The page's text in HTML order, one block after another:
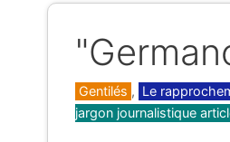
Catégories
Gentilés , Le
jargon journalistique